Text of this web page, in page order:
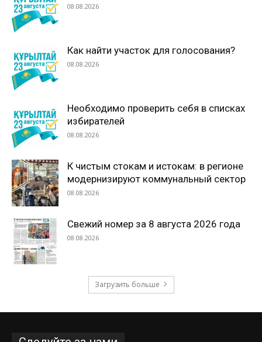
08.08.2026
Как найти участок для голосования?
08.08.2026
Необходимо проверить себя в списках
избирателей
08.08.2026
К чистым стокам и истокам: в регионе
модернизируют коммунальный сектор
08.08.2026
Свежий номер за 8 августа 2026 года
08.08.2026
Загрузить больше